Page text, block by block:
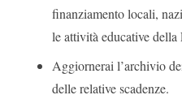
finanziamento locali,
le attività educative della
Aggiornerai l’archivio
delle relative scadenze.